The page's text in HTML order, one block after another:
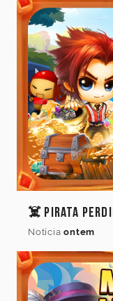
☠️ Pirata
Notícia ontem